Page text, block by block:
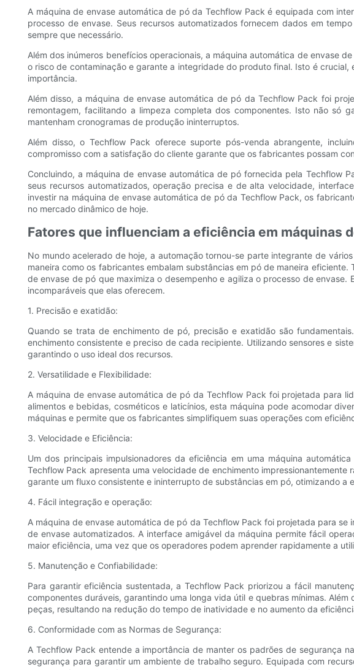
A máquina de envase automática de pó da Techflow Pack é equipada com
processo de envase. Seus recursos automatizados fornecem dados em
sempre que necessário.
Além dos inúmeros benefícios operacionais, a máquina automática de envase
o risco de contaminação e garante a integridade do produto final. Isto é
importância.
Além disso, a máquina de envase automática de pó da Techflow Pack foi
remontagem, facilitando a limpeza completa dos componentes. Isto não só
mantenham cronogramas de produção ininterruptos.
Além disso, o Techflow Pack oferece suporte pós-venda abrangente,
compromisso com a satisfação do cliente garante que os fabricantes possam
Concluindo, a máquina de envase automática de pó fornecida pela Techflow
seus recursos automatizados, operação precisa e de alta velocidade,
investir na máquina de envase automática de pó da Techflow Pack, os
no mercado dinâmico de hoje.
Fatores que influenciam a eficiência em máquinas
No mundo acelerado de hoje, a automação tornou-se parte integrante de
maneira como os fabricantes embalam substâncias em pó de maneira
de envase de pó que maximiza o desempenho e agiliza o processo de
incomparáveis ​​que elas oferecem.
1. Precisão e exatidão:
Quando se trata de enchimento de pó, precisão e exatidão são
enchimento consistente e preciso de cada recipiente. Utilizando sensores e
garantindo o uso ideal dos recursos.
2. Versatilidade e Flexibilidade:
A máquina de envase automática de pó da Techflow Pack foi projetada para
alimentos e bebidas, cosméticos e laticínios, esta máquina pode acomodar
máquinas e permite que os fabricantes simplifiquem suas operações com
3. Velocidade e Eficiência:
Um dos principais impulsionadores da eficiência em uma máquina
Techflow Pack apresenta uma velocidade de enchimento
garante um fluxo consistente e ininterrupto de substâncias em pó, otimizando a
4. Fácil integração e operação:
A máquina de envase automática de pó da Techflow Pack foi projetada para
de envase automatizados. A interface amigável da máquina permite fácil
maior eficiência, uma vez que os operadores podem aprender rapidamente a
5. Manutenção e Confiabilidade:
Para garantir eficiência sustentada, a Techflow Pack priorizou a fácil
componentes duráveis, garantindo uma longa vida útil e quebras mínimas.
peças, resultando na redução do tempo de inatividade e no aumento da
6. Conformidade com as Normas de Segurança:
A Techflow Pack entende a importância de manter os padrões de segurança
segurança para garantir um ambiente de trabalho seguro. Equipada com